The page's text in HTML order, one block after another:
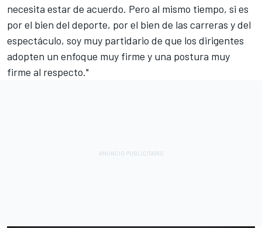
necesita estar de acuerdo. Pero al mismo tiempo, si es
por el bien del deporte, por el bien de las carreras y del
espectáculo, soy muy partidario de que los dirigentes
adopten un enfoque muy firme y una postura muy
firme al respecto."